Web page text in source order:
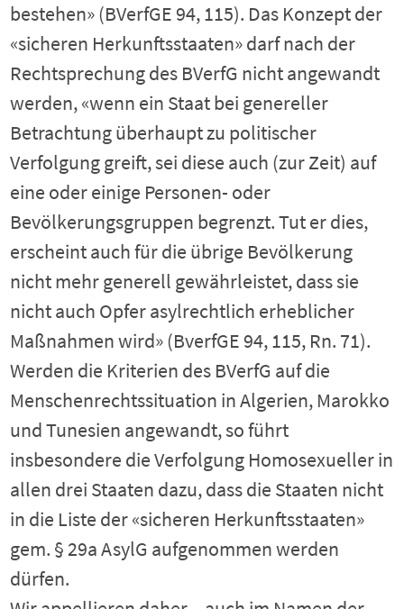
bestehen» (BVerfGE 94, 115). Das Konzept der
«sicheren Herkunftsstaaten» darf nach der
Rechtsprechung des BVerfG nicht angewandt
werden, «wenn ein Staat bei genereller
Betrachtung überhaupt zu politischer
Verfolgung greift, sei diese auch (zur Zeit) auf
eine oder einige Personen- oder
Bevölkerungsgruppen begrenzt. Tut er dies,
erscheint auch für die übrige Bevölkerung
nicht mehr generell gewährleistet, dass sie
nicht auch Opfer asylrechtlich erheblicher
Maßnahmen wird» (BverfGE 94, 115, Rn. 71).
Werden die Kriterien des BVerfG auf die
Menschenrechtssituation in Algerien, Marokko
und Tunesien angewandt, so führt
insbesondere die Verfolgung Homosexueller in
allen drei Staaten dazu, dass die Staaten nicht
in die Liste der «sicheren Herkunftsstaaten»
gem. § 29a AsylG aufgenommen werden
dürfen.